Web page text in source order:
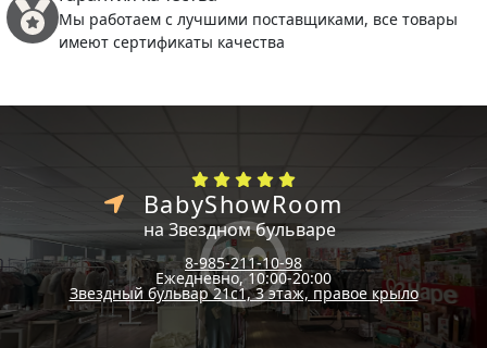
Мы работаем с лучшими поставщиками, все товары
имеют сертификаты качества
BabyShowRoom
на Звездном бульваре
8-985-211-10-98
Ежедневно, 10:00-20:00
Звездный бульвар 21с1, 3 этаж, правое крыло